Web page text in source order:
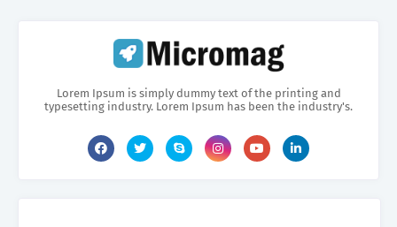
Lorem Ipsum is simply dummy text of the printing and
typesetting industry. Lorem Ipsum has been the industry's.